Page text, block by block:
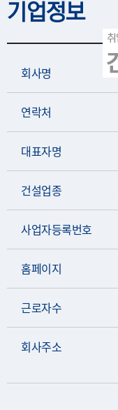
기업정보
회사명
연락처
대표자명
건설업종
사업자등록번호
홈페이지
근로자수
회사주소